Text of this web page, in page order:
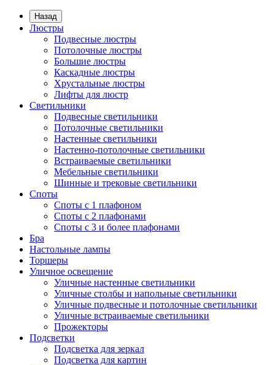
Назад
Люстры
Подвесные люстры
Потолочные люстры
Большие люстры
Каскадные люстры
Хрустальные люстры
Лифты для люстр
Светильники
Подвесные светильники
Потолочные светильники
Настенные светильники
Настенно-потолочные светильники
Встраиваемые светильники
Мебельные светильники
Шинные и трековые светильники
Споты
Споты с 1 плафоном
Споты с 2 плафонами
Споты с 3 и более плафонами
Бра
Настольные лампы
Торшеры
Уличное освещение
Уличные настенные светильники
Уличные столбы и напольные светильники
Уличные подвесные и потолочные светильники
Уличные встраиваемые светильники
Прожекторы
Подсветки
Подсветка для зеркал
Подсветка для картин